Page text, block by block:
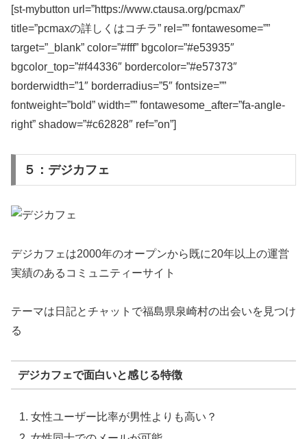
[st-mybutton url=”https://www.ctausa.org/pcmax/”
title=”pcmaxの詳しくはコチラ” rel=”” fontawesome=””
target=”_blank” color=”#fff” bgcolor=”#e53935″
bgcolor_top=”#f44336″ bordercolor=”#e57373″
borderwidth=”1″ borderradius=”5″ fontsize=””
fontweight=”bold” width=”” fontawesome_after=”fa-angle-
right” shadow=”#c62828″ ref=”on”]
５：デジカフェ
デジカフェは2000年のオープンから既に20年以上の運営
実績のあるコミュニティーサイト
テーマは日記とチャットで福島県泉崎村の出会いを見つけ
る
デジカフェで面白いと感じる特徴
女性ユーザー比率が男性よりも高い？